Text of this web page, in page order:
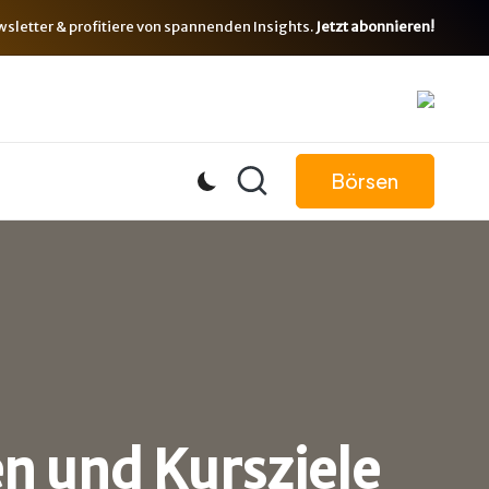
& profitiere von spannenden Insights.Jetzt abonnieren!
Börsen
und Kursziele